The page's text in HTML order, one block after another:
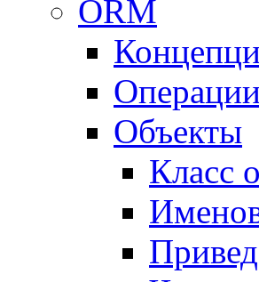
ORM
Объекты
Класс